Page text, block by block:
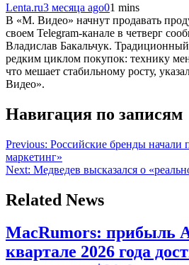
Lenta.ru3 месяца ago01 mins
В «М. Видео» начнут продавать
своем Telegram-канале в четверг
Владислав Бакальчук.
редким циклом покупок: технику
что мешает стабильному росту,
Видео».
Навигация по записям
Previous: Российские бренды начали
маркетинг»
Next: Медведев высказался о
Related News
MacRumors: прибыль
квартале 2026 года